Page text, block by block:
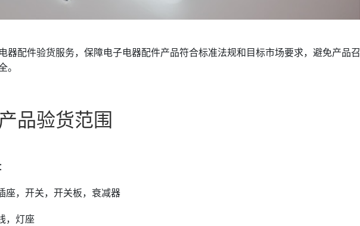
器配件验货服务，保障电子电器配件产品符合标准法规和目标市场要求，避免产品召
。
品验货范围
座，开关，开关板，衰减器
，灯座